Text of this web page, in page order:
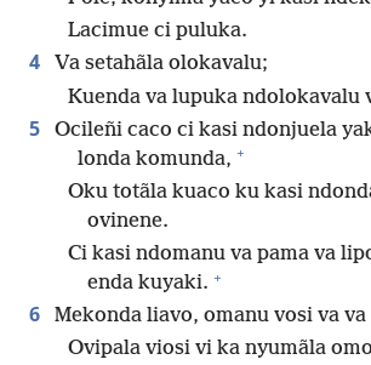
Lacimue ci puluka.
4
Va setahãla olokavalu;
Kuenda va lupuka ndolokavalu
5
Ocileñi caco ci kasi ndonjuela
londa komunda, +
Oku totãla kuaco ku kasi
ovinene.
Ci kasi ndomanu va pama va
enda kuyaki. +
6
Mekonda liavo, omanu vosi va
Ovipala viosi vi ka nyumãla